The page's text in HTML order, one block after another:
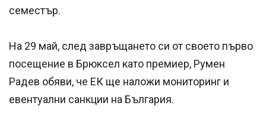
семестър.
На 29 май, след завръщането си от своето първо
посещение в Брюксел като премиер, Румен
Радев обяви, че ЕК ще наложи мониторинг и
евентуални санкции на България.